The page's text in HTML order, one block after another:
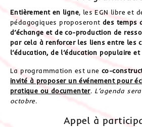
Entièrement en ligne, les EGN libre et
pédagogiques proposeront des temps
d’échange et de co-production de
par cela à renforcer les liens entre les
l’éducation, de l’éducation populaire
La programmation est une co-
invité à proposer un événement pour
pratique ou documenter. L’agenda
octobre.
Appel à